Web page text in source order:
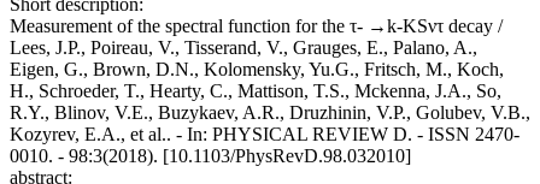
Short description:
Measurement of the spectral function for the τ- →k-KSντ decay /
Lees, J.P., Poireau, V., Tisserand, V., Grauges, E., Palano, A.,
Eigen, G., Brown, D.N., Kolomensky, Yu.G., Fritsch, M., Koch,
H., Schroeder, T., Hearty, C., Mattison, T.S., Mckenna, J.A., So,
R.Y., Blinov, V.E., Buzykaev, A.R., Druzhinin, V.P., Golubev, V.B.,
Kozyrev, E.A., et al.. - In: PHYSICAL REVIEW D. - ISSN 2470-
0010. - 98:3(2018). [10.1103/PhysRevD.98.032010]
abstract: